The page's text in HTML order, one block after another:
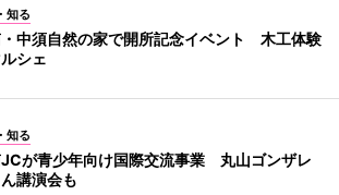
知る
中須自然の家で開所記念イベント 木工体験
シェ
知る
が青少年向け国際交流事業 丸山ゴンザレ
講演会も